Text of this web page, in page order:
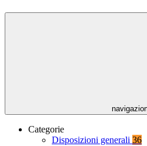
Categorie
Disposizioni generali 36